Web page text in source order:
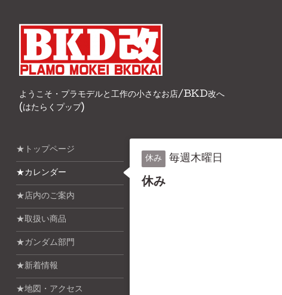
ようこそ・プラモデルと工作の小さなお店/BKD改へ
(はたらくプップ)
休み 毎週木曜日
休み
★トップページ
★カレンダー
★店内のご案内
★取扱い商品
★ガンダム部門
★新着情報
★地図・アクセス